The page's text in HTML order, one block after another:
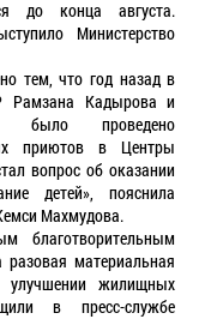
до конца августа.
Министерство
тем, что год назад в
Рамзана Кадырова и
было проведено
приютов в Центры
вопрос об оказании
детей», пояснила
Махмудова.
благотворительным
материальная
жилищных
в пресс-службе